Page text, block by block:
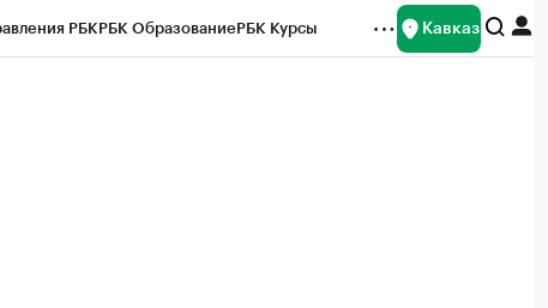
РБКРБК ОбразованиеРБК Курсы Кавказ